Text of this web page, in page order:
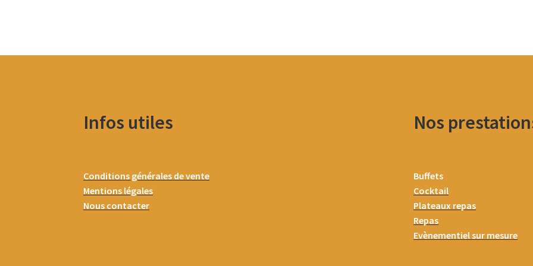
Infos utiles
Conditions générales de vente
Mentions légales
Nous contacter
Nos
Buffets
Cocktail
Plateaux repas
Repas
Evènementiel sur mesure